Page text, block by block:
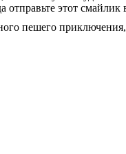
этот смайлик
пешего